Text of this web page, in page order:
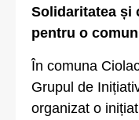
Solidaritatea și
pentru o
În comuna
Grupul de
organizat o